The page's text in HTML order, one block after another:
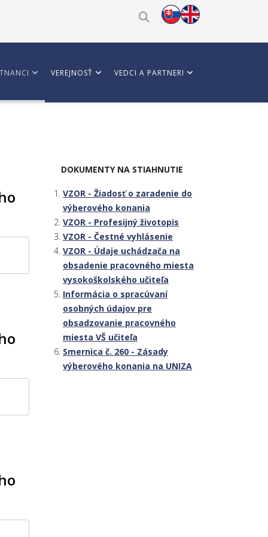
VEREJNOSŤ VEDCI A PARTNERI
DOKUMENTY NA STIAHNUTIE
VZOR - Žiadosť o zaradenie do
výberového konania
VZOR - Profesijný životopis
VZOR - Čestné vyhlásenie
VZOR - Údaje uchádzača na
obsadenie pracovného miesta
vysokoškolského učiteľa
Informácia o spracúvaní
osobných údajov pre
obsadzovanie pracovného
miesta VŠ učiteľa
Smernica č. 260 - Zásady
výberového konania na UNIZA